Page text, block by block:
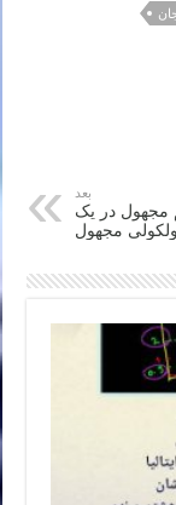
بعد
مجهول در یک
مجهول